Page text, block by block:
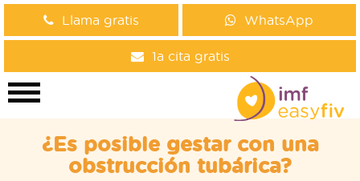
Llama gratis WhatsApp
1a cita gratis
¿Es posible gestar con una
obstrucción tubárica?